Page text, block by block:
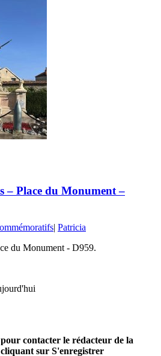
– Place du Monument –
| Patricia
du Monument - D959.
contacter le rédacteur de la
sur S'enregistrer